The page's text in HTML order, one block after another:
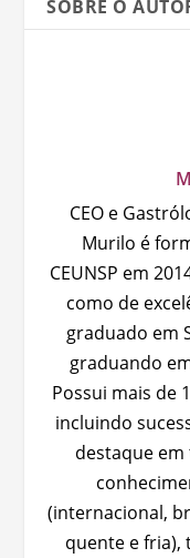
SOBRE O
CEO e
Murilo é
CEUNSP em
como de
graduado em
graduando
Possui mais de
incluindo
destaque
(internacional,
quente e fria),